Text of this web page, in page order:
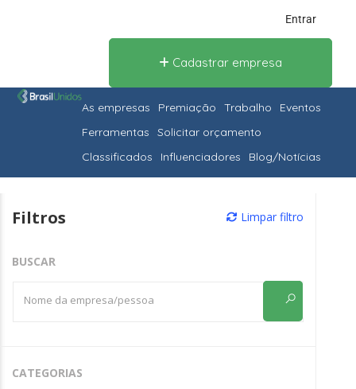
Entrar
Cadastrar empresa
As empresas Premiação Trabalho
Eventos
Ferramentas
Solicitar orçamento
Classificados
Influenciadores Blog/Notícias
Filtros Limpar filtro
BUSCAR
CATEGORIAS